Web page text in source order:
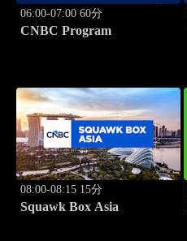
06:00-07:00 60分
CNBC Program
08:00-08:15 15分
Squawk Box Asia